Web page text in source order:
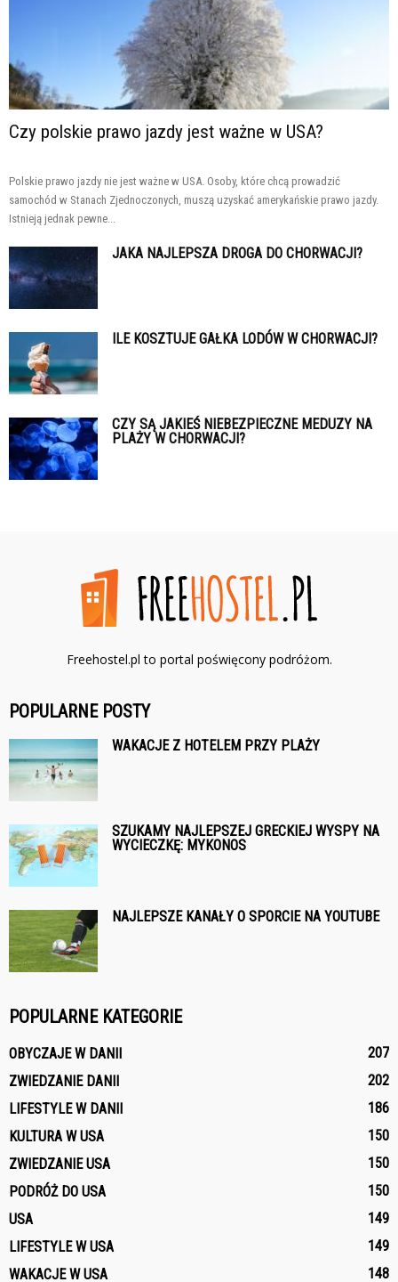
Czy polskie prawo jazdy jest ważne w USA?
Polskie prawo jazdy nie jest ważne w USA. Osoby, które chcą prowadzić
samochód w Stanach Zjednoczonych, muszą uzyskać amerykańskie prawo jazdy.
Istnieją jednak pewne...
JAKA NAJLEPSZA DROGA DO CHORWACJI?
ILE KOSZTUJE GAŁKA LODÓW W CHORWACJI?
CZY SĄ JAKIEŚ NIEBEZPIECZNE MEDUZY NA
PLAŻY W CHORWACJI?
Freehostel.pl to portal poświęcony podróżom.
POPULARNE POSTY
WAKACJE Z HOTELEM PRZY PLAŻY
SZUKAMY NAJLEPSZEJ GRECKIEJ WYSPY NA
WYCIECZKĘ: MYKONOS
NAJLEPSZE KANAŁY O SPORCIE NA YOUTUBE
POPULARNE KATEGORIE
OBYCZAJE W DANII
207
ZWIEDZANIE DANII
202
LIFESTYLE W DANII
186
KULTURA W USA
150
ZWIEDZANIE USA
150
PODRÓŻ DO USA
150
USA
149
LIFESTYLE W USA
149
WAKACJE W USA
148